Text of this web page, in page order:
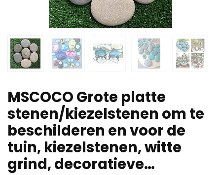
MSCOCO Grote platte
stenen/kiezelstenen om te
beschilderen en voor de
tuin, kiezelstenen, witte
grind, decoratieve…